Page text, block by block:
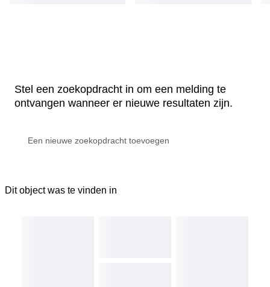
Stel een zoekopdracht in om een melding te
ontvangen wanneer er nieuwe resultaten zijn.
Dit object was te vinden in